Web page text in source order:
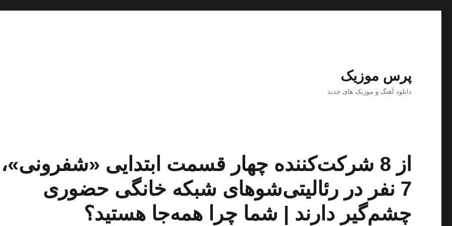
پرس موزیک
دانلود آهنگ و موزیک های جدید
از 8 شرکت‌کننده چهار قسمت ابتدایی «شفرونی»،
7 نفر در رئالیتی‌شوهای شبکه خانگی حضوری
چشم‌گیر دارند | شما چرا همه‌جا هستید؟